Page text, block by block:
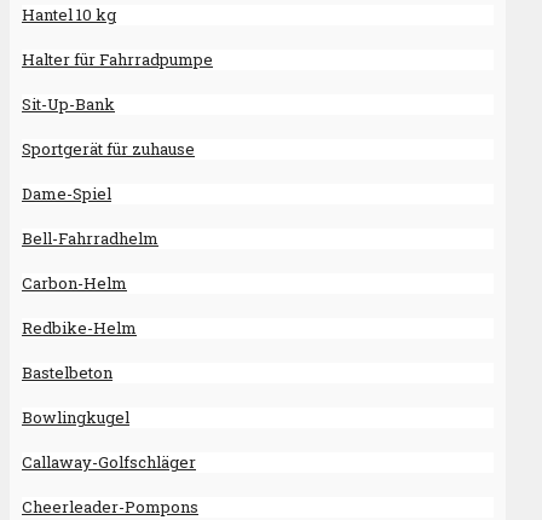
Hantel 10 kg
Halter für Fahrradpumpe
Sit-Up-Bank
Sportgerät für zuhause
Dame-Spiel
Bell-Fahrradhelm
Carbon-Helm
Redbike-Helm
Bastelbeton
Bowlingkugel
Callaway-Golfschläger
Cheerleader-Pompons